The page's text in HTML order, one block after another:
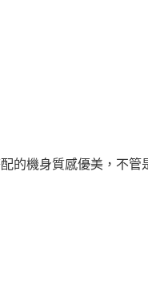
的機身質感優美，不管